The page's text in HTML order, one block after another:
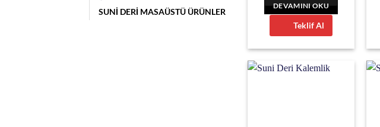
SUNİ DERİ MASAÜSTÜ ÜRÜNLER
DEVAMINI OKU
Teklif Al